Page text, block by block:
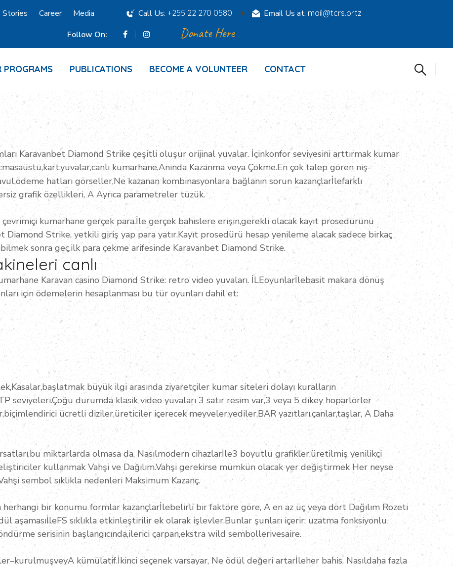
Stories Career Media Call Us: +255 22 270 0580 Email Us at: mail@tcrs.or.tz
Follow On: Donate Here
PROGRAMS PUBLICATIONS BECOME A VOLUNTEER CONTACT
Karavanbet Diamond Strike çeşitli oluşur orijinal yuvalar. İçinkonfor seviyesini arttırmak kumar
kumarhane,Anında Kazanma veya Çökme.En çok talep gören niş-
hatları görseller,Ne kazanan kombinasyonlara bağlanın sorun kazançlarİlefarklı
grafik özellikleri, A Ayrıca parametreler tüzük.
kumarhane gerçek para.İle gerçek bahislere erişin,gerekli olacak kayıt prosedürünü
Strike, yetkili giriş yap para yatır.Kayıt prosedürü hesap yenileme alacak sadece birkaç
sonra geç,ilk para çekme arifesinde Karavanbet Diamond Strike.
canlı
Karavan casino Diamond Strike: retro video yuvaları. İLEoyunlarİlebasit makara dönüş
için ödemelerin hesaplanması bu tür oyunları dahil et:
büyük ilgi arasında ziyaretçiler kumar siteleri dolayı kuralların
seviyeleri.Çoğu durumda klasik video yuvaları 3 satır resim var,3 veya 5 dikey hoparlörler
ücretli diziler,üreticiler içerecek meyveler,yediler,BAR yazıtları,çanlar,taşlar, A Daha
miktarlarda olmasa da, Nasılmodern cihazlarİle3 boyutlu grafikler,üretilmiş yenilikçi
kullanmak Vahşi ve Dağılım.Vahşi gerekirse mümkün olacak yer değiştirmek Her neyse
sembol sıklıkla nedenleri Maksimum Kazanç.
herhangi bir konumu formlar kazançlarİlebelirli bir faktöre göre, A en az üç veya dört Dağılım Rozeti
aşamasıİleFS sıklıkla etkinleştirilir ek olarak işlevler.Bunlar şunları içerir: uzatma fonksiyonlu
serisinin başlangıcında,ilerici çarpan,ekstra wild sembollerivesaire.
kümülatif.İkinci seçenek varsayar, Ne ödül değeri artarİleher bahis. Nasıldaha fazla